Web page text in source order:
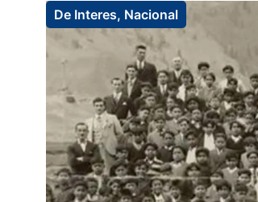
De Interes, Nacional